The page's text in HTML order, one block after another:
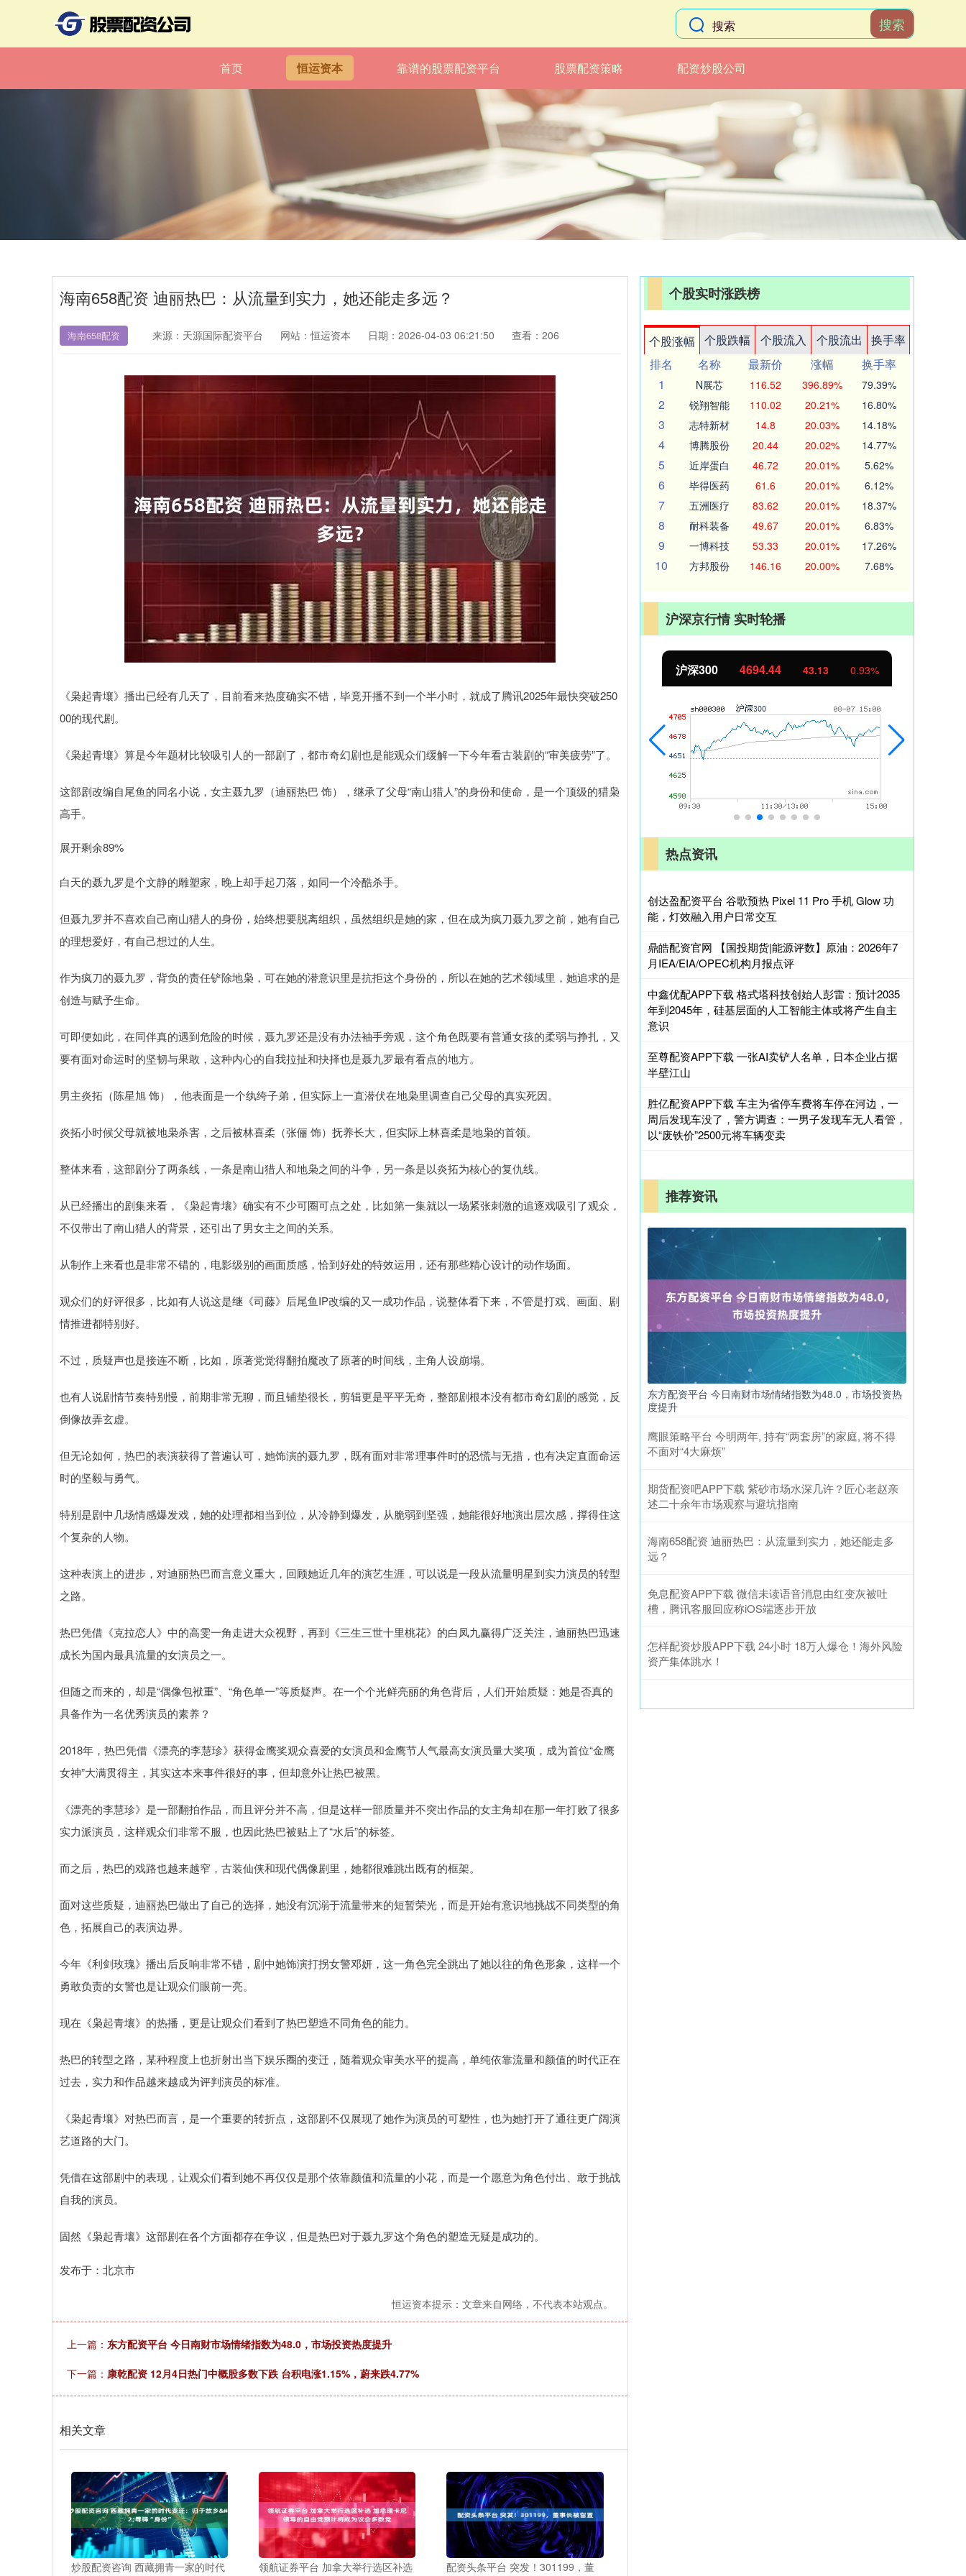
搜索
首页 恒运资本 靠谱的股票配资平台 股票配资策略 配资炒股公司
海南658配资 迪丽热巴：从流量到实力，她还能走多远？
海南658配资 来源：天源国际配资平台 网站：恒运资本 日期：2026-04-03 06:21:50 查看：206
《枭起青壤》播出已经有几天了，目前看来热度确实不错，毕竟开播不到一个半小时，就成了腾讯2025年最快突破250
00的现代剧。
《枭起青壤》算是今年题材比较吸引人的一部剧了，都市奇幻剧也是能观众们缓解一下今年看古装剧的“审美疲劳”了。
这部剧改编自尾鱼的同名小说，女主聂九罗（迪丽热巴 饰），继承了父母“南山猎人”的身份和使命，是一个顶级的猎枭
高手。
展开剩余89%
白天的聂九罗是个文静的雕塑家，晚上却手起刀落，如同一个冷酷杀手。
但聂九罗并不喜欢自己南山猎人的身份，始终想要脱离组织，虽然组织是她的家，但在成为疯刀聂九罗之前，她有自己
的理想爱好，有自己想过的人生。
作为疯刀的聂九罗，背负的责任铲除地枭，可在她的潜意识里是抗拒这个身份的，所以在她的艺术领域里，她追求的是
创造与赋予生命。
可即便如此，在同伴真的遇到危险的时候，聂九罗还是没有办法袖手旁观，这个角色既要有普通女孩的柔弱与挣扎，又
要有面对命运时的坚韧与果敢，这种内心的自我拉扯和抉择也是聂九罗最有看点的地方。
男主炎拓（陈星旭 饰），他表面是一个纨绔子弟，但实际上一直潜伏在地枭里调查自己父母的真实死因。
炎拓小时候父母就被地枭杀害，之后被林喜柔（张俪 饰）抚养长大，但实际上林喜柔是地枭的首领。
整体来看，这部剧分了两条线，一条是南山猎人和地枭之间的斗争，另一条是以炎拓为核心的复仇线。
从已经播出的剧集来看，《枭起青壤》确实有不少可圈可点之处，比如第一集就以一场紧张刺激的追逐戏吸引了观众，
不仅带出了南山猎人的背景，还引出了男女主之间的关系。
从制作上来看也是非常不错的，电影级别的画面质感，恰到好处的特效运用，还有那些精心设计的动作场面。
观众们的好评很多，比如有人说这是继《司藤》后尾鱼IP改编的又一成功作品，说整体看下来，不管是打戏、画面、剧
情推进都特别好。
不过，质疑声也是接连不断，比如，原著党觉得翻拍魔改了原著的时间线，主角人设崩塌。
也有人说剧情节奏特别慢，前期非常无聊，而且铺垫很长，剪辑更是平平无奇，整部剧根本没有都市奇幻剧的感觉，反
倒像故弄玄虚。
但无论如何，热巴的表演获得了普遍认可，她饰演的聂九罗，既有面对非常理事件时的恐慌与无措，也有决定直面命运
时的坚毅与勇气。
特别是剧中几场情感爆发戏，她的处理都相当到位，从冷静到爆发，从脆弱到坚强，她能很好地演出层次感，撑得住这
个复杂的人物。
这种表演上的进步，对迪丽热巴而言意义重大，回顾她近几年的演艺生涯，可以说是一段从流量明星到实力演员的转型
之路。
热巴凭借《克拉恋人》中的高雯一角走进大众视野，再到《三生三世十里桃花》的白凤九赢得广泛关注，迪丽热巴迅速
成长为国内最具流量的女演员之一。
但随之而来的，却是“偶像包袱重”、“角色单一”等质疑声。在一个个光鲜亮丽的角色背后，人们开始质疑：她是否真的
具备作为一名优秀演员的素养？
2018年，热巴凭借《漂亮的李慧珍》获得金鹰奖观众喜爱的女演员和金鹰节人气最高女演员量大奖项，成为首位“金鹰
女神”大满贯得主，其实这本来事件很好的事，但却意外让热巴被黑。
《漂亮的李慧珍》是一部翻拍作品，而且评分并不高，但是这样一部质量并不突出作品的女主角却在那一年打败了很多
实力派演员，这样观众们非常不服，也因此热巴被贴上了“水后”的标签。
而之后，热巴的戏路也越来越窄，古装仙侠和现代偶像剧里，她都很难跳出既有的框架。
面对这些质疑，迪丽热巴做出了自己的选择，她没有沉溺于流量带来的短暂荣光，而是开始有意识地挑战不同类型的角
色，拓展自己的表演边界。
今年《利剑玫瑰》播出后反响非常不错，剧中她饰演打拐女警邓妍，这一角色完全跳出了她以往的角色形象，这样一个
勇敢负责的女警也是让观众们眼前一亮。
现在《枭起青壤》的热播，更是让观众们看到了热巴塑造不同角色的能力。
热巴的转型之路，某种程度上也折射出当下娱乐圈的变迁，随着观众审美水平的提高，单纯依靠流量和颜值的时代正在
过去，实力和作品越来越成为评判演员的标准。
《枭起青壤》对热巴而言，是一个重要的转折点，这部剧不仅展现了她作为演员的可塑性，也为她打开了通往更广阔演
艺道路的大门。
凭借在这部剧中的表现，让观众们看到她不再仅仅是那个依靠颜值和流量的小花，而是一个愿意为角色付出、敢于挑战
自我的演员。
固然《枭起青壤》这部剧在各个方面都存在争议，但是热巴对于聂九罗这个角色的塑造无疑是成功的。
发布于：北京市
恒运资本提示：文章来自网络，不代表本站观点。
上一篇： 东方配资平台 今日南财市场情绪指数为48.0，市场投资热度提升
下一篇： 康乾配资 12月4日热门中概股多数下跌 台积电涨1.15%，蔚来跌4.77%
相关文章
炒股配资咨询 西藏拥青一家的时代
领航证券平台 加拿大举行选区补选
配资头条平台 突发！301199，董
个股实时涨跌榜
个股涨幅 个股跌幅 个股流入 个股流出
换手率
排名
名称 最新价 涨幅
换手率
1
N展芯 116.52 396.89% 79.39%
2 锐翔智能 110.02 20.21% 16.80%
3 志特新材 14.8 20.03% 14.18%
4 博腾股份 20.44 20.02% 14.77%
5 近岸蛋白 46.72 20.01% 5.62%
6 毕得医药 61.6 20.01% 6.12%
7 五洲医疗 83.62 20.01% 18.37%
8 耐科装备 49.67 20.01% 6.83%
9 一博科技 53.33 20.01% 17.26%
10 方邦股份 146.16 20.00% 7.68%
沪深京行情 实时轮播
北证50 1134.24 11.37 1.01%
热点资讯
创达盈配资平台 谷歌预热 Pixel 11 Pro 手机 Glow 功
能，灯效融入用户日常交互
鼎皓配资官网 【国投期货|能源评数】原油：2026年7
月IEA/EIA/OPEC机构月报点评
中鑫优配APP下载 格式塔科技创始人彭雷：预计2035
年到2045年，硅基层面的人工智能主体或将产生自主
意识
至尊配资APP下载 一张AI卖铲人名单，日本企业占据
半壁江山
胜亿配资APP下载 车主为省停车费将车停在河边，一
周后发现车没了，警方调查：一男子发现车无人看管，
以“废铁价”2500元将车辆变卖
推荐资讯
东方配资平台 今日南财市场情绪指数为48.0，市场投资热
度提升
鹰眼策略平台 今明两年, 持有“两套房”的家庭, 将不得
不面对“4大麻烦”
期货配资吧APP下载 紫砂市场水深几许？匠心老赵亲
述二十余年市场观察与避坑指南
海南658配资 迪丽热巴：从流量到实力，她还能走多
远？
免息配资APP下载 微信未读语音消息由红变灰被吐
槽，腾讯客服回应称iOS端逐步开放
怎样配资炒股APP下载 24小时 18万人爆仓！海外风险
资产集体跳水！